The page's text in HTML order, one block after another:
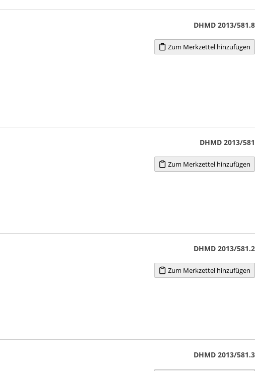
DHMD 2013/581.8
Zum Merkzettel hinzufügen
DHMD 2013/581
Zum Merkzettel hinzufügen
DHMD 2013/581.2
Zum Merkzettel hinzufügen
DHMD 2013/581.3